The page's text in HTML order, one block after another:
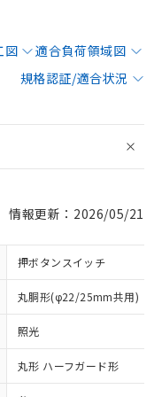
図
適合負荷領域図
規格認証/適合状況
情報更新：2026/05/21
押ボタンスイッチ
丸胴形(φ22/25mm共用)
照光
丸形 ハーフガード形